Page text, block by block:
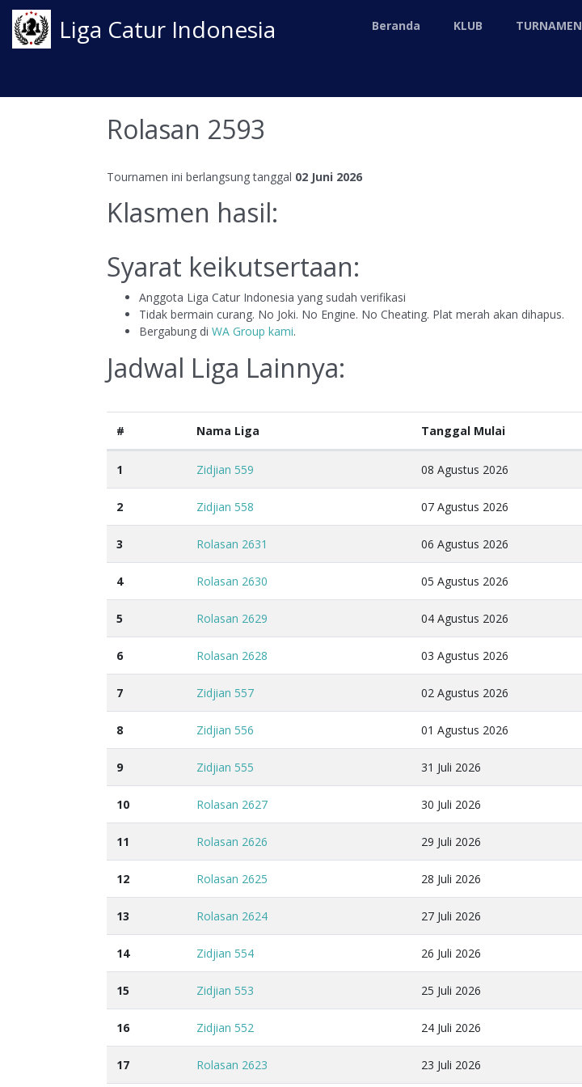
Liga Catur Indonesia Beranda KLUB TURNAMEN
Rolasan 2593
Tournamen ini berlangsung tanggal 02 Juni 2026
Klasmen hasil:
Syarat keikutsertaan:
Anggota Liga Catur Indonesia yang sudah verifikasi
Tidak bermain curang. No Joki. No Engine. No Cheating. Plat merah akan dihapus.
Bergabung di WA Group kami.
Jadwal Liga Lainnya:
# Nama Liga Tanggal Mulai
1 Zidjian 559 08 Agustus 2026
2 Zidjian 558 07 Agustus 2026
3 Rolasan 2631 06 Agustus 2026
4 Rolasan 2630 05 Agustus 2026
5 Rolasan 2629 04 Agustus 2026
6 Rolasan 2628 03 Agustus 2026
7 Zidjian 557 02 Agustus 2026
8 Zidjian 556 01 Agustus 2026
9 Zidjian 555 31 Juli 2026
10 Rolasan 2627 30 Juli 2026
11 Rolasan 2626 29 Juli 2026
12 Rolasan 2625 28 Juli 2026
13 Rolasan 2624 27 Juli 2026
14 Zidjian 554 26 Juli 2026
15 Zidjian 553 25 Juli 2026
16 Zidjian 552 24 Juli 2026
17 Rolasan 2623 23 Juli 2026